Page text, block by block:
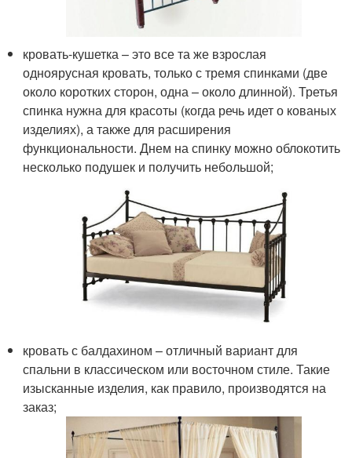
кровать-кушетка – это все та же взрослая
одноярусная кровать, только с тремя спинками (две
около коротких сторон, одна – около длинной). Третья
спинка нужна для красоты (когда речь идет о кованых
изделиях), а также для расширения
функциональности. Днем на спинку можно облокотить
несколько подушек и получить небольшой;
кровать с балдахином – отличный вариант для
спальни в классическом или восточном стиле. Такие
изысканные изделия, как правило, производятся на
заказ;